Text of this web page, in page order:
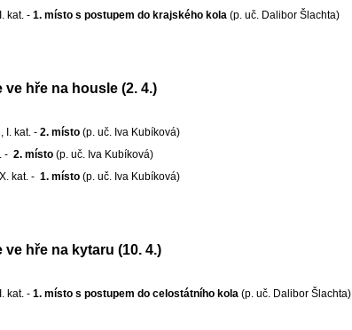
kat. - 1. místo s postupem do krajského kola (p. uč. Dalibor Šlachta)
hře na housle (2. 4.)
I. kat. - 2. místo (p. uč. Iva Kubíková)
- 2. místo (p. uč. Iva Kubíková)
kat. - 1. místo (p. uč. Iva Kubíková)
hře na kytaru (10. 4.)
kat. - 1. místo s postupem do celostátního kola (p. uč. Dalibor Šlachta)